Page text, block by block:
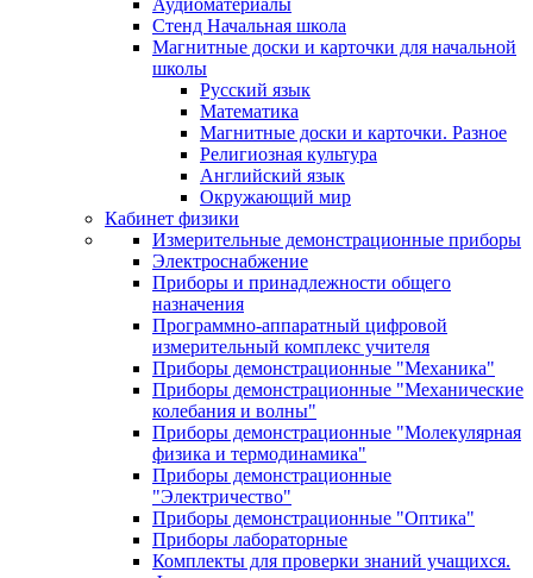
Аудиоматериалы
Стенд Начальная школа
Магнитные доски и карточки для начальной
школы
Русский язык
Математика
Магнитные доски и карточки. Разное
Религиозная культура
Английский язык
Окружающий мир
Кабинет физики
Измерительные демонстрационные приборы
Электроснабжение
Приборы и принадлежности общего
назначения
Программно-аппаратный цифровой
измерительный комплекс учителя
Приборы демонстрационные "Механика"
Приборы демонстрационные "Механические
колебания и волны"
Приборы демонстрационные "Молекулярная
физика и термодинамика"
Приборы демонстрационные
"Электричество"
Приборы демонстрационные "Оптика"
Приборы лабораторные
Комплекты для проверки знаний учащихся.